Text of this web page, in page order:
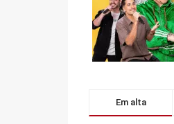
Em alta